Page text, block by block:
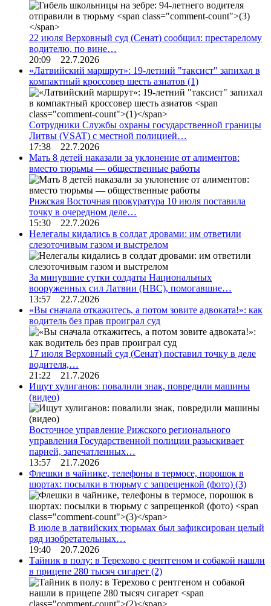
22 июля Верховный суд (Сенат) сообщил: престарелому
водителю, по вине…
20:09 22.7.2026
«Латвийский маршрут»: 19-летний "таксист" запихал в
компактный кроссовер шесть азиатов (1)
Сотрудники Службы охраны государственной границы
Литвы (VSAT) с местной полицией…
17:38 22.7.2026
Мать 8 детей наказали за уклонение от алиментов:
вместо тюрьмы — общественные работы
Рижская Восточная прокуратура 10 июля поставила
точку в очередном деле…
15:30 22.7.2026
Нелегалы кидались в солдат дровами: им ответили
слезоточивым газом и выстрелом
За минувшие сутки солдаты Национальных
вооруженных сил Латвии (НВС), помогавшие…
13:57 22.7.2026
«Вы сначала откажитесь, а потом зовите адвоката!»: как
водитель без прав проиграл суд
17 июля Верховный суд (Сенат) поставил точку в деле
водителя,…
21:22 21.7.2026
Ищут хулиганов: повалили знак, повредили машины
(видео)
Восточное управление Рижского регионального
управления Государственной полиции разыскивает
парней, запечатленных…
13:57 21.7.2026
Флешки в чайнике, телефоны в термосе, порошок в
шортах: посылки в тюрьму с запрещенкой (фото) (3)
В июле в латвийских тюрьмах был зафиксирован целый
ряд изобретательных…
19:40 20.7.2026
Тайник в полу: в Терехово с рентгеном и собакой нашли
в прицепе 280 тысяч сигарет (2)